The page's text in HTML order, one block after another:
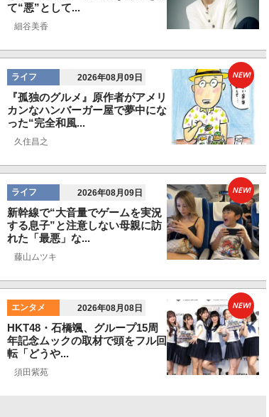
て“悪”として...
細谷美香
ライフ 2026年08月09日
『孤独のグルメ』原作者がアメリ
カンなハンバーガー屋で夢中にな
った“完全和風...
久住昌之
NEW!
ライフ 2026年08月09日
新幹線で“大音量でゲームを実況
する息子”と注意しない母親に訪
れた「最悪」な...
藤山ムツキ
NEW!
エンタメ 2026年08月08日
HKT48・石橋颯、グループ15周
年記念ムックの取材で頭をフル回
転「どうや...
須田紫苑
NEW!